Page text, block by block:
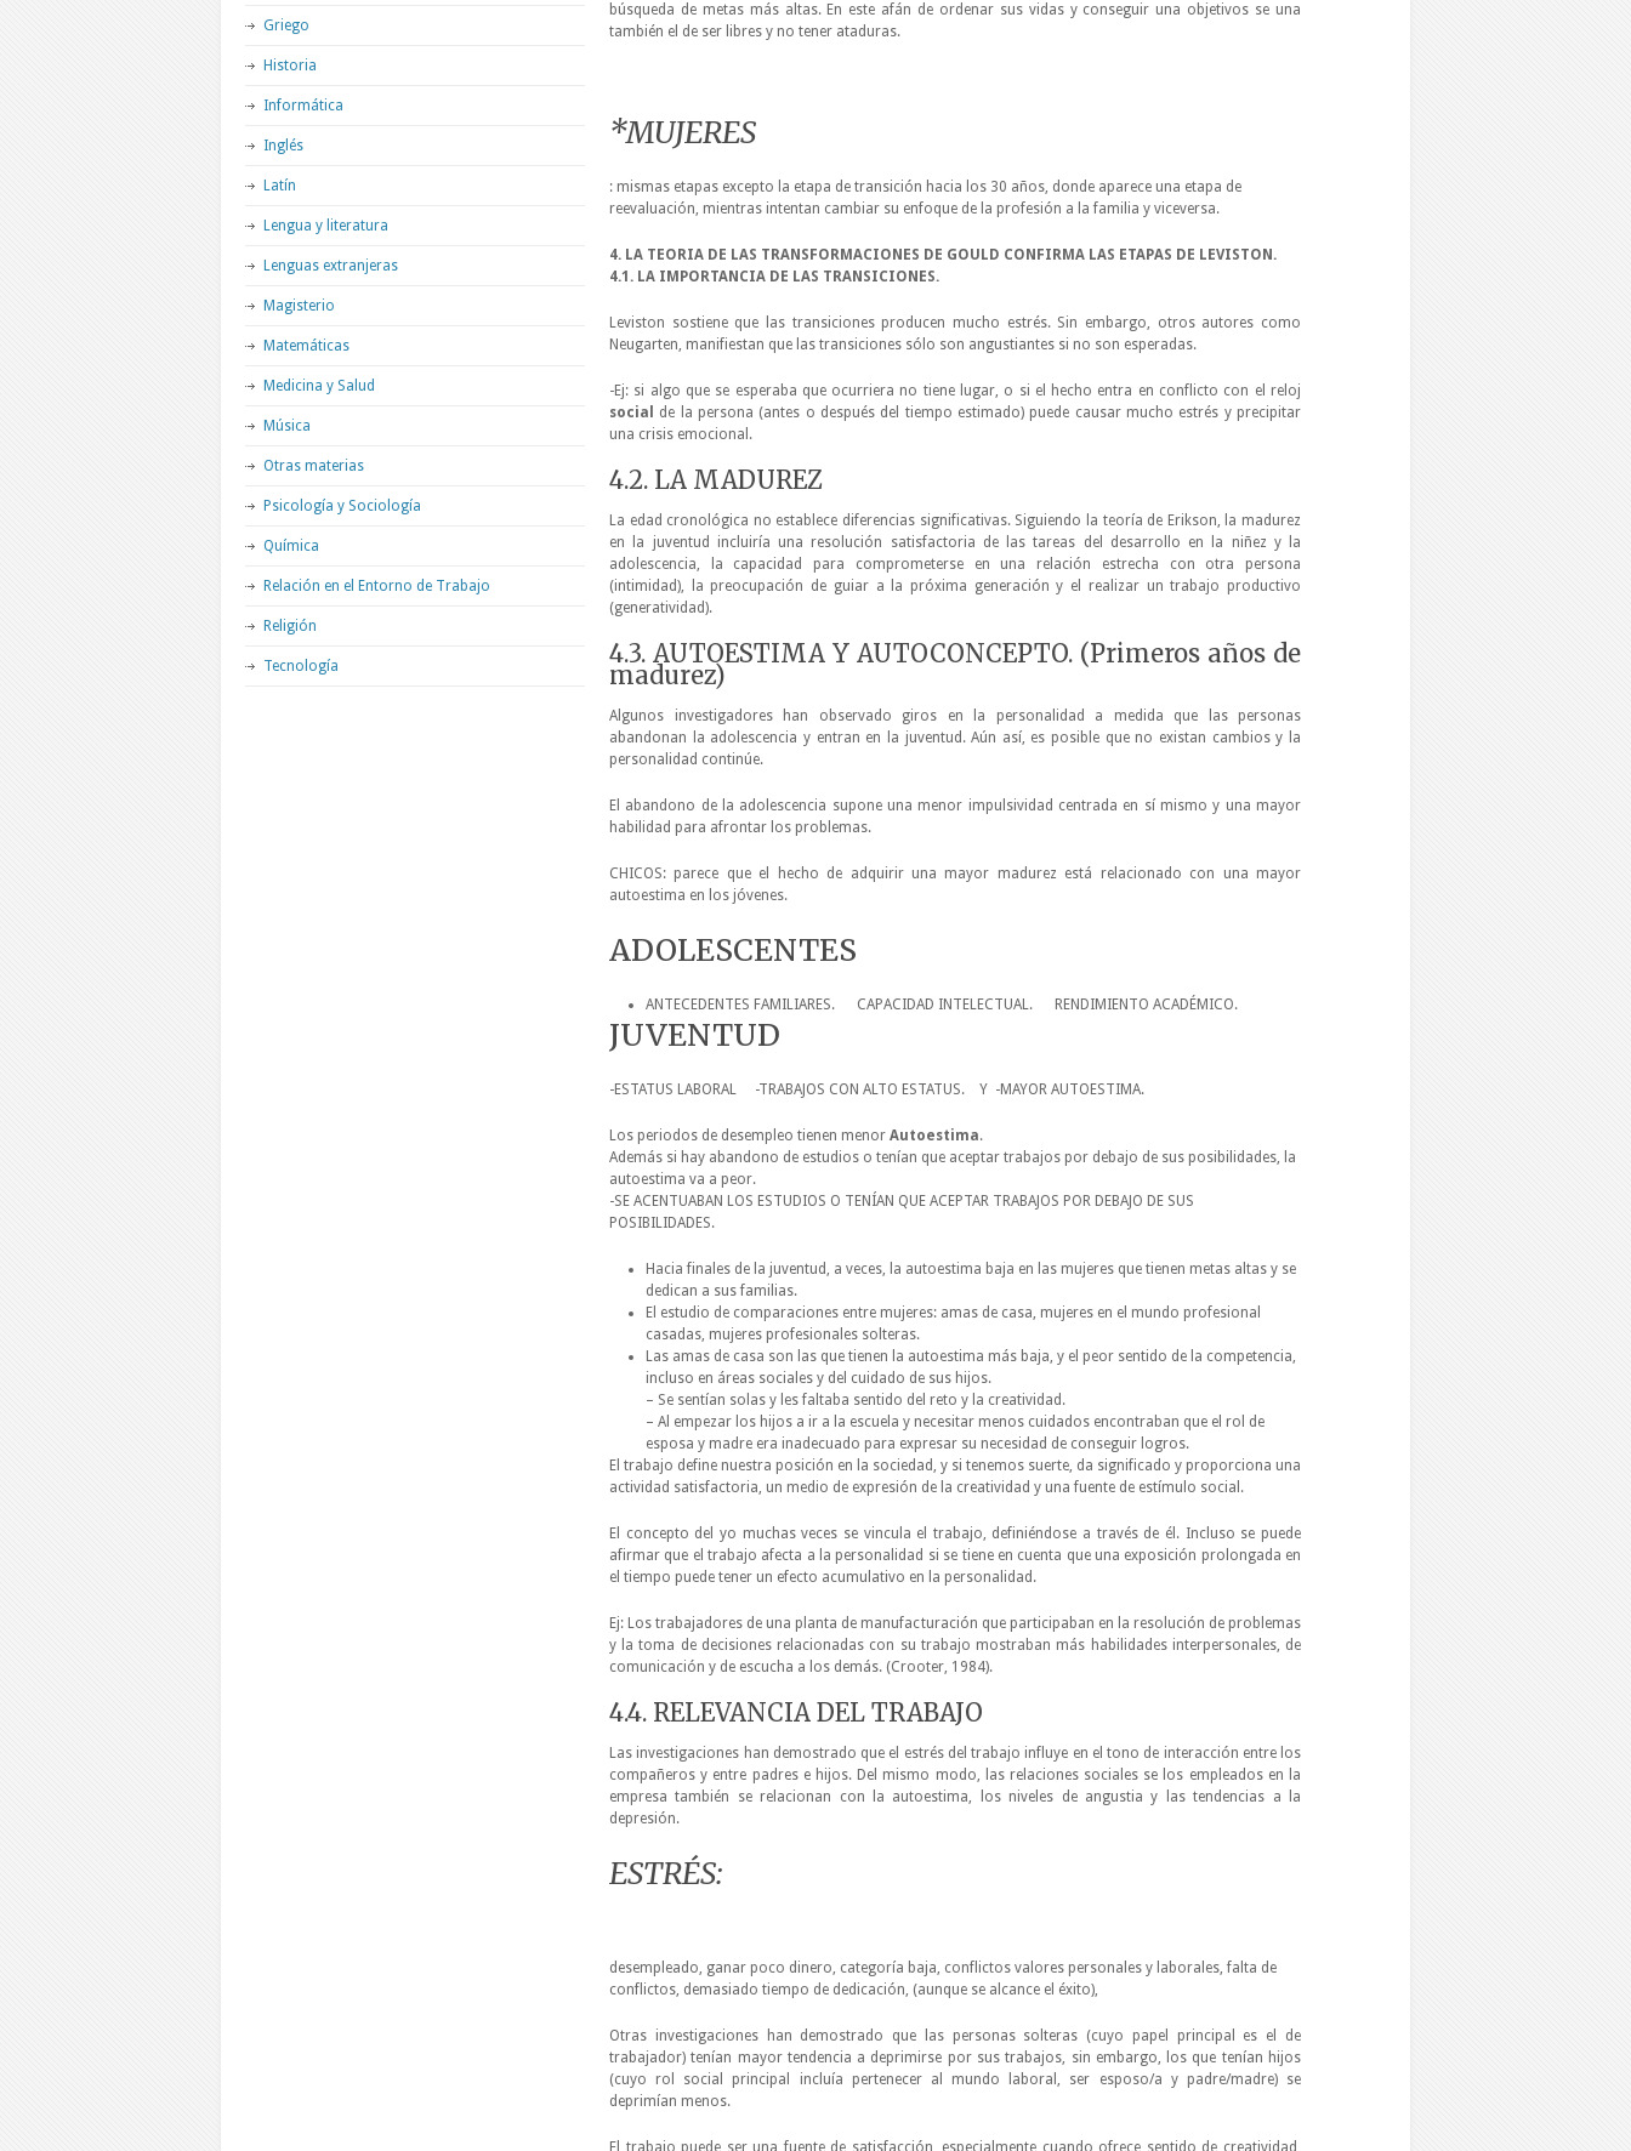
búsqueda de metas más altas. En este afán de ordenar sus vidas y conseguir una objetivos se una
también el de ser libres y no tener ataduras.
*MUJERES
: mismas etapas excepto la etapa de transición hacia los 30 años, donde aparece una etapa de
reevaluación, mientras intentan cambiar su enfoque de la profesión a la familia y viceversa.
4. LA TEORIA DE LAS TRANSFORMACIONES DE GOULD CONFIRMA LAS ETAPAS DE LEVISTON.
4.1. LA IMPORTANCIA DE LAS TRANSICIONES.
Leviston sostiene que las transiciones producen mucho estrés. Sin embargo, otros autores como
Neugarten, manifiestan que las transiciones sólo son angustiantes si no son esperadas.
-Ej: si algo que se esperaba que ocurriera no tiene lugar, o si el hecho entra en conflicto con el reloj
social
de la persona (antes o después del tiempo estimado) puede causar mucho estrés y precipitar
una crisis emocional.
4.2. LA MADUREZ
La edad cronológica no establece diferencias significativas. Siguiendo la teoría de Erikson, la madurez
en la juventud incluiría una resolución satisfactoria de las tareas del desarrollo en la niñez y la
adolescencia, la capacidad para comprometerse en una relación estrecha con otra persona
(intimidad), la preocupación de guiar a la próxima generación y el realizar un trabajo productivo
(generatividad).
4.3. AUTOESTIMA Y AUTOCONCEPTO. (Primeros años de
madurez)
Algunos investigadores han observado giros en la personalidad a medida que las personas
abandonan la adolescencia y entran en la juventud. Aún así, es posible que no existan cambios y la
personalidad continúe.
El abandono de la adolescencia supone una menor impulsividad centrada en sí mismo y una mayor
habilidad para afrontar los problemas.
CHICOS: parece que el hecho de adquirir una mayor madurez está relacionado con una mayor
autoestima en los jóvenes.
ADOLESCENTES
ANTECEDENTES FAMILIARES. CAPACIDAD INTELECTUAL. RENDIMIENTO ACADÉMICO.
JUVENTUD
-ESTATUS LABORAL -TRABAJOS CON ALTO ESTATUS. Y -MAYOR AUTOESTIMA.
Los periodos de desempleo tienen menor Autoestima.
Además si hay abandono de estudios o tenían que aceptar trabajos por debajo de sus posibilidades, la
autoestima va a peor.
-SE ACENTUABAN LOS ESTUDIOS O TENÍAN QUE ACEPTAR TRABAJOS POR DEBAJO DE SUS
POSIBILIDADES.
Hacia finales de la juventud, a veces, la autoestima baja en las mujeres que tienen metas altas y se
dedican a sus familias.
El estudio de comparaciones entre mujeres: amas de casa, mujeres en el mundo profesional
casadas, mujeres profesionales solteras.
Las amas de casa son las que tienen la autoestima más baja, y el peor sentido de la competencia,
incluso en áreas sociales y del cuidado de sus hijos.
– Se sentían solas y les faltaba sentido del reto y la creatividad.
– Al empezar los hijos a ir a la escuela y necesitar menos cuidados encontraban que el rol de
esposa y madre era inadecuado para expresar su necesidad de conseguir logros.
El trabajo define nuestra posición en la sociedad, y si tenemos suerte, da significado y proporciona una
actividad satisfactoria, un medio de expresión de la creatividad y una fuente de estímulo social.
El concepto del yo muchas veces se vincula el trabajo, definiéndose a través de él. Incluso se puede
afirmar que el trabajo afecta a la personalidad si se tiene en cuenta que una exposición prolongada en
el tiempo puede tener un efecto acumulativo en la personalidad.
Ej: Los trabajadores de una planta de manufacturación que participaban en la resolución de problemas
y la toma de decisiones relacionadas con su trabajo mostraban más habilidades interpersonales, de
comunicación y de escucha a los demás. (Crooter, 1984).
4.4. RELEVANCIA DEL TRABAJO
Las investigaciones han demostrado que el estrés del trabajo influye en el tono de interacción entre los
compañeros y entre padres e hijos. Del mismo modo, las relaciones sociales se los empleados en la
empresa también se relacionan con la autoestima, los niveles de angustia y las tendencias a la
depresión.
ESTRÉS:
desempleado, ganar poco dinero, categoría baja, conflictos valores personales y laborales, falta de
conflictos, demasiado tiempo de dedicación, (aunque se alcance el éxito),
Otras investigaciones han demostrado que las personas solteras (cuyo papel principal es el de
trabajador) tenían mayor tendencia a deprimirse por sus trabajos, sin embargo, los que tenían hijos
(cuyo rol social principal incluía pertenecer al mundo laboral, ser esposo/a y padre/madre) se
deprimían menos.
El trabajo puede ser una fuente de satisfacción, especialmente cuando ofrece sentido de creatividad,
Griego
Historia
Informática
Inglés
Latín
Lengua y literatura
Lenguas extranjeras
Magisterio
Matemáticas
Medicina y Salud
Música
Otras materias
Psicología y Sociología
Química
Relación en el Entorno de Trabajo
Religión
Tecnología